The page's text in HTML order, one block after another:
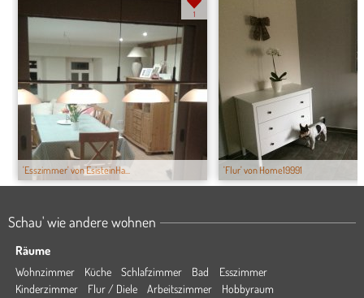
'Esszimmer' von EsisteinHa...
1
'Flur' von Home19991
Schau' wie andere wohnen
Räume
Wohnzimmer Küche Schlafzimmer Bad
Esszimmer
Kinderzimmer
Flur / Diele Arbeitszimmer
Hobbyraum